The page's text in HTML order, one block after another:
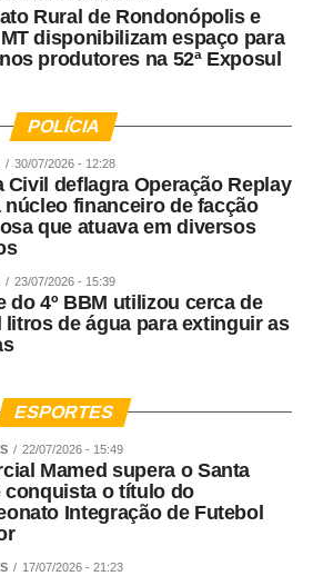
Rural de Rondonópolis e
disponibilizam espaço para
produtores na 52ª Exposul
POLÍCIA
30/07/2026 - 12:28
Civil deflagra Operação Replay
núcleo financeiro de facção
que atuava em diversos
23/07/2026 - 15:39
do 4º BBM utilizou cerca de
litros de água para extinguir as
ESPORTES
22/07/2026 - 15:49
Mamed supera o Santa
conquista o título do
Integração de Futebol
17/07/2026 - 21:23